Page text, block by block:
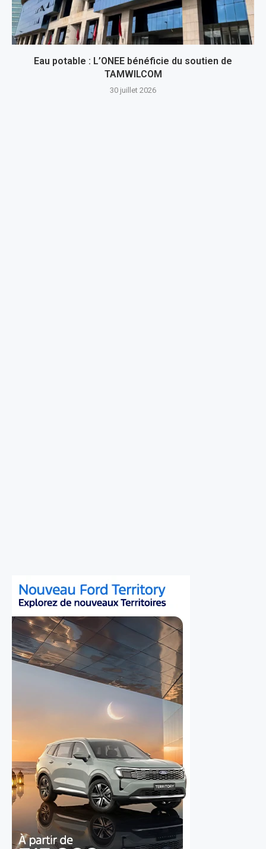
Eau potable : L’ONEE bénéficie du soutien de
TAMWILCOM
30 juillet 2026